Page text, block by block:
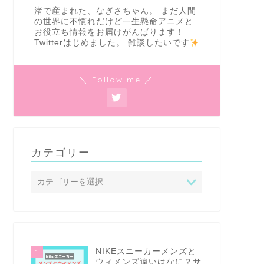
渚で産まれた、なぎさちゃん。 まだ人間
の世界に不慣れだけど一生懸命アニメと
お役立ち情報をお届けがんばります！
Twitterはじめました。 雑談したいです
＼ Follow me ／
カテゴリー
1
NIKEスニーカーメンズと
ウィメンズ違いはなに？サ